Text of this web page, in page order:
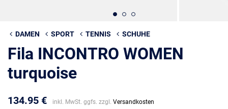
DAMEN SPORT TENNIS SCHUHE
Fila INCONTRO WOMEN
turquoise
134.95 € inkl. MwSt. ggfs. zzgl. Versandkosten